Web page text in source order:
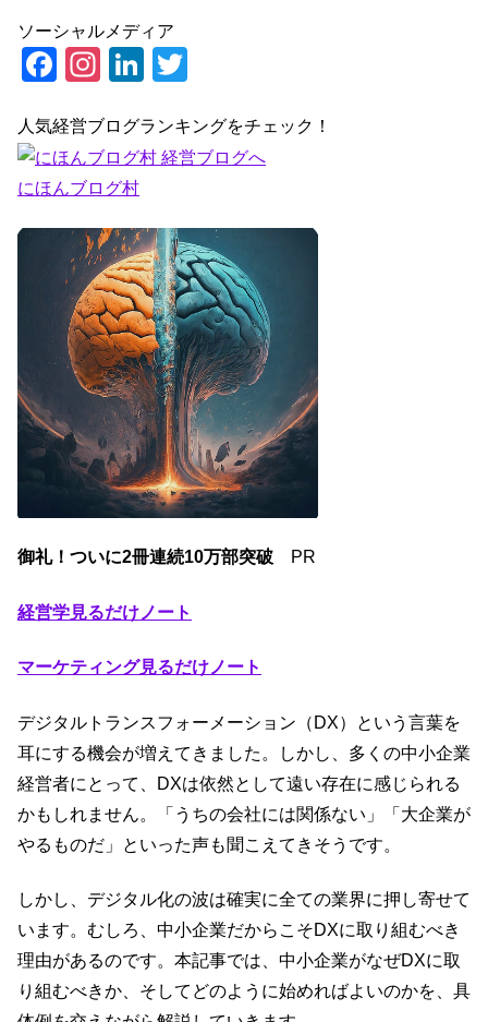
ソーシャルメディア
F
c
e
b
o
o
k
In
a
gr
a
m
Li
k
e
n
tt
er
人気経営ブログランキングをチェック！
にほんブログ村
御礼！ついに2冊連続10万部突破 PR
経営学見るだけノート
マーケティング見るだけノート
デジタルトランスフォーメーション（DX）という言葉を
耳にする機会が増えてきました。しかし、多くの中小企業
経営者にとって、DXは依然として遠い存在に感じられる
かもしれません。「うちの会社には関係ない」「大企業が
やるものだ」といった声も聞こえてきそうです。
しかし、デジタル化の波は確実に全ての業界に押し寄せて
います。むしろ、中小企業だからこそDXに取り組むべき
理由があるのです。本記事では、中小企業がなぜDXに取
り組むべきか、そしてどのように始めればよいのかを、具